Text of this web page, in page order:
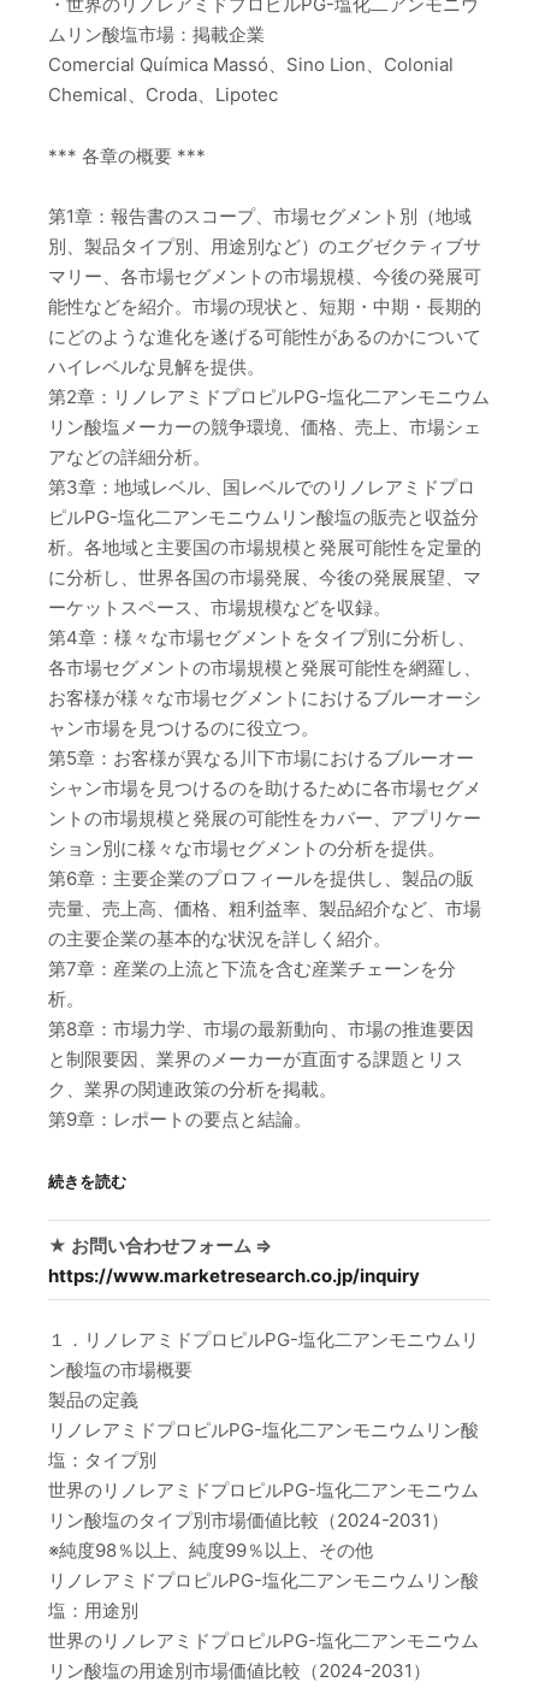
ムリン酸塩市場：掲載企業
Comercial Química Massó、Sino Lion、Colonial
Chemical、Croda、Lipotec
*** 各章の概要 ***
第1章：報告書のスコープ、市場セグメント別（地域
別、製品タイプ別、用途別など）のエグゼクティブサ
マリー、各市場セグメントの市場規模、今後の発展可
能性などを紹介。市場の現状と、短期・中期・長期的
にどのような進化を遂げる可能性があるのかについて
ハイレベルな見解を提供。
第2章：リノレアミドプロピルPG-塩化二アンモニウム
リン酸塩メーカーの競争環境、価格、売上、市場シェ
アなどの詳細分析。
第3章：地域レベル、国レベルでのリノレアミドプロ
ピルPG-塩化二アンモニウムリン酸塩の販売と収益分
析。各地域と主要国の市場規模と発展可能性を定量的
に分析し、世界各国の市場発展、今後の発展展望、マ
ーケットスペース、市場規模などを収録。
第4章：様々な市場セグメントをタイプ別に分析し、
各市場セグメントの市場規模と発展可能性を網羅し、
お客様が様々な市場セグメントにおけるブルーオーシ
ャン市場を見つけるのに役立つ。
第5章：お客様が異なる川下市場におけるブルーオー
シャン市場を見つけるのを助けるために各市場セグメ
ントの市場規模と発展の可能性をカバー、アプリケー
ション別に様々な市場セグメントの分析を提供。
第6章：主要企業のプロフィールを提供し、製品の販
売量、売上高、価格、粗利益率、製品紹介など、市場
の主要企業の基本的な状況を詳しく紹介。
第7章：産業の上流と下流を含む産業チェーンを分
析。
第8章：市場力学、市場の最新動向、市場の推進要因
と制限要因、業界のメーカーが直面する課題とリス
ク、業界の関連政策の分析を掲載。
第9章：レポートの要点と結論。
続きを読む
★ お問い合わせフォーム ⇒
https://www.marketresearch.co.jp/inquiry
１．リノレアミドプロピルPG-塩化二アンモニウムリ
ン酸塩の市場概要
製品の定義
リノレアミドプロピルPG-塩化二アンモニウムリン酸
塩：タイプ別
世界のリノレアミドプロピルPG-塩化二アンモニウム
リン酸塩のタイプ別市場価値比較（2024-2031）
※純度98％以上、純度99％以上、その他
リノレアミドプロピルPG-塩化二アンモニウムリン酸
塩：用途別
世界のリノレアミドプロピルPG-塩化二アンモニウム
リン酸塩の用途別市場価値比較（2024-2031）